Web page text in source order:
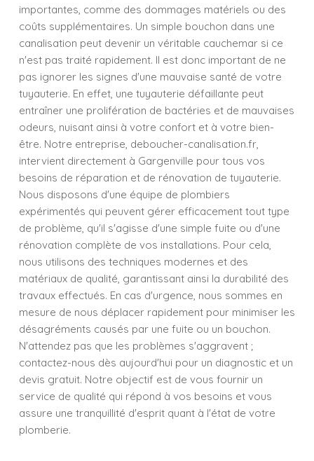
importantes, comme des dommages matériels ou des
coûts supplémentaires. Un simple bouchon dans une
canalisation peut devenir un véritable cauchemar si ce
n'est pas traité rapidement. Il est donc important de ne
pas ignorer les signes d'une mauvaise santé de votre
tuyauterie. En effet, une tuyauterie défaillante peut
entraîner une prolifération de bactéries et de mauvaises
odeurs, nuisant ainsi à votre confort et à votre bien-
être. Notre entreprise, deboucher-canalisation.fr,
intervient directement à Gargenville pour tous vos
besoins de réparation et de rénovation de tuyauterie.
Nous disposons d'une équipe de plombiers
expérimentés qui peuvent gérer efficacement tout type
de problème, qu'il s'agisse d'une simple fuite ou d'une
rénovation complète de vos installations. Pour cela,
nous utilisons des techniques modernes et des
matériaux de qualité, garantissant ainsi la durabilité des
travaux effectués. En cas d'urgence, nous sommes en
mesure de nous déplacer rapidement pour minimiser les
désagréments causés par une fuite ou un bouchon.
N'attendez pas que les problèmes s'aggravent ;
contactez-nous dès aujourd'hui pour un diagnostic et un
devis gratuit. Notre objectif est de vous fournir un
service de qualité qui répond à vos besoins et vous
assure une tranquillité d'esprit quant à l'état de votre
plomberie.